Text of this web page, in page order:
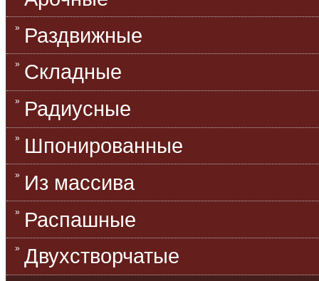
Раздвижные
Складные
Радиусные
Шпонированные
Из массива
Распашные
Двухстворчатые